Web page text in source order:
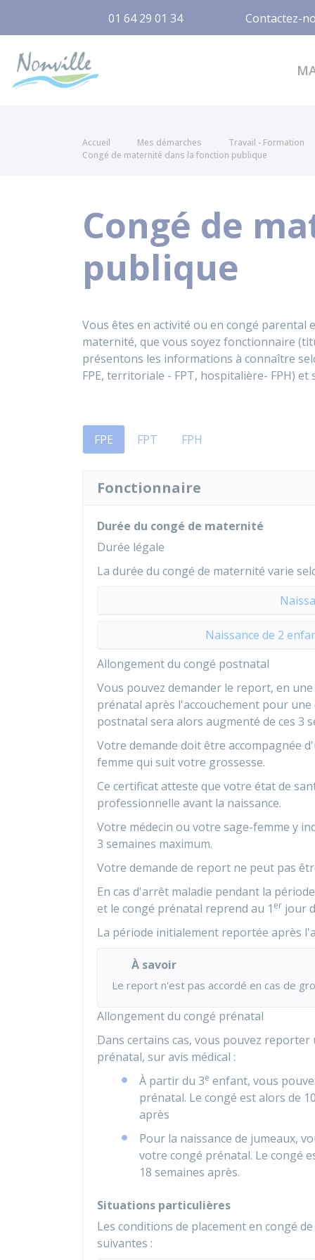
01 64 29 01 34 Contactez-
Accueil Mes démarches Travail - Formation
Congé de maternité dans la fonction publique
Congé de
publique
Vous êtes en activité ou en congé parental
maternité, que vous soyez fonctionnaire
présentons les informations à connaître
FPE, territoriale - FPT, hospitalière- FPH)
FPE FPT FPH
Fonctionnaire
Durée du congé de maternité
Durée légale
La durée du congé de maternité varie
Naissance de 2
Allongement du congé postnatal
Vous pouvez demander le report, en
prénatal après l'accouchement pour une
postnatal sera alors augmenté de ces 3
Votre demande doit être accompagnée
femme qui suit votre grossesse.
Ce certificat atteste que votre état de
professionnelle avant la naissance.
Votre médecin ou votre sage-femme y
3 semaines maximum.
Votre demande de report ne peut pas
En cas d'arrêt maladie pendant la
et le congé prénatal reprend au 1 er jour
La période initialement reportée après
À savoir
Le report n'est pas accordé en cas de
Allongement du congé prénatal
Dans certains cas, vous pouvez
prénatal, sur avis médical :
À partir du 3e enfant, vous
prénatal. Le congé est alors de
après
Pour la naissance de jumeaux,
votre congé prénatal. Le congé
18 semaines après.
Situations particulières
Les conditions de placement en congé
suivantes :